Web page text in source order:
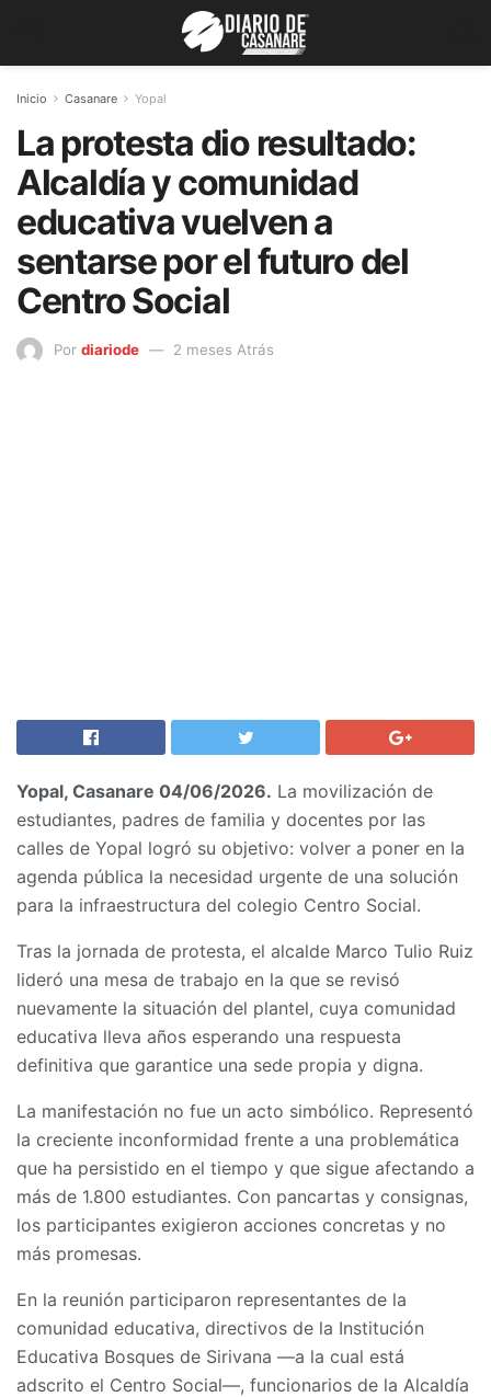
Inicio Casanare Yopal
La protesta dio resultado:
Alcaldía y comunidad
educativa vuelven a
sentarse por el futuro del
Centro Social
Por diariode 2 meses Atrás
Yopal, Casanare 04/06/2026. La movilización de
estudiantes, padres de familia y docentes por las
calles de Yopal logró su objetivo: volver a poner en la
agenda pública la necesidad urgente de una solución
para la infraestructura del colegio Centro Social.
Tras la jornada de protesta, el alcalde Marco Tulio Ruiz
lideró una mesa de trabajo en la que se revisó
nuevamente la situación del plantel, cuya comunidad
educativa lleva años esperando una respuesta
definitiva que garantice una sede propia y digna.
La manifestación no fue un acto simbólico. Representó
la creciente inconformidad frente a una problemática
que ha persistido en el tiempo y que sigue afectando a
más de 1.800 estudiantes. Con pancartas y consignas,
los participantes exigieron acciones concretas y no
más promesas.
En la reunión participaron representantes de la
comunidad educativa, directivos de la Institución
Educativa Bosques de Sirivana —a la cual está
adscrito el Centro Social—, funcionarios de la Alcaldía